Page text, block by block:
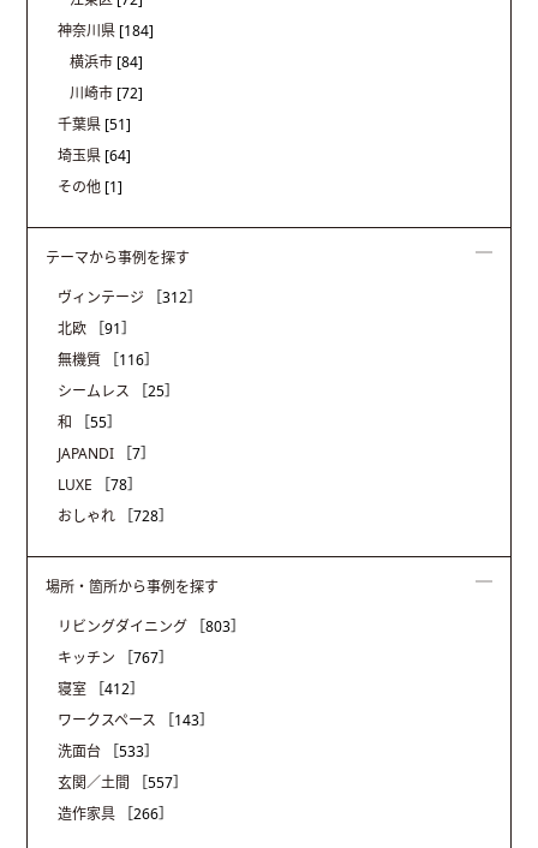
神奈川県 [184]
横浜市 [84]
川崎市 [72]
千葉県 [51]
埼玉県 [64]
その他 [1]
テーマから事例を探す
ヴィンテージ
［312］
北欧
［91］
無機質
［116］
シームレス
［25］
和
［55］
JAPANDI
［7］
LUXE
［78］
おしゃれ
［728］
場所・箇所から事例を探す
リビングダイニング
［803］
キッチン
［767］
寝室
［412］
ワークスペース
［143］
洗面台
［533］
玄関／土間
［557］
造作家具
［266］